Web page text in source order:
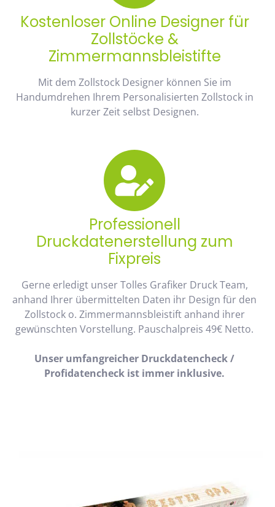
Kostenloser Online Designer für
Zollstöcke &
Zimmermannsbleistifte
Mit dem Zollstock Designer können Sie im
Handumdrehen Ihrem Personalisierten Zollstock in
kurzer Zeit selbst Designen.
Professionell
Druckdatenerstellung zum
Fixpreis
Gerne erledigt unser Tolles Grafiker Druck Team,
anhand Ihrer übermittelten Daten ihr Design für den
Zollstock o. Zimmermannsbleistift anhand ihrer
gewünschten Vorstellung. Pauschalpreis 49€ Netto.
Unser umfangreicher Druckdatencheck /
Profidatencheck ist immer inklusive.